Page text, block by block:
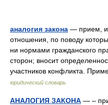
аналогия закона — прием,
отношения, по поводу
ни нормами гражданского
сторон; вносит
участников конфликта.
юридический словарь
АНАЛОГИЯ ЗАКОНА — –